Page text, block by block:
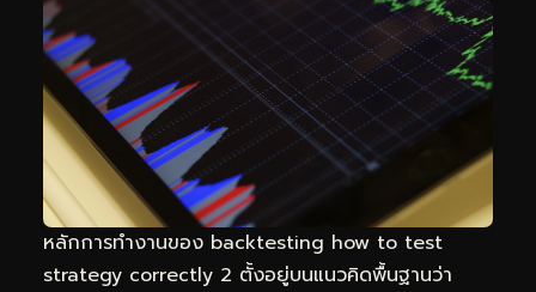
หลักการทำงานของ backtesting how to test
strategy correctly 2 ตั้งอยู่บนแนวคิดพื้นฐานว่า